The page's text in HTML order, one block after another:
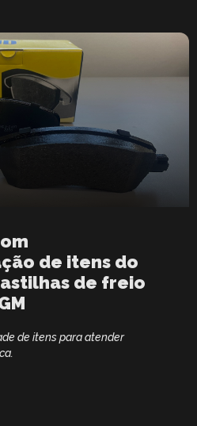
de itens do
de freio
de itens para atender